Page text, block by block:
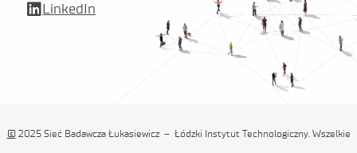
LinkedIn
© 2025 Sieć Badawcza Łukasiewicz – Łódzki Instytut Technologiczny. Wszelkie